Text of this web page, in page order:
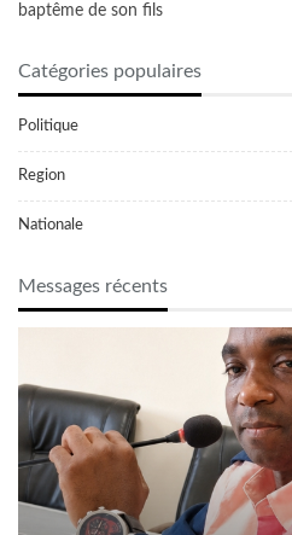
baptême de son fils
Catégories populaires
Politique
Region
Nationale
Messages récents